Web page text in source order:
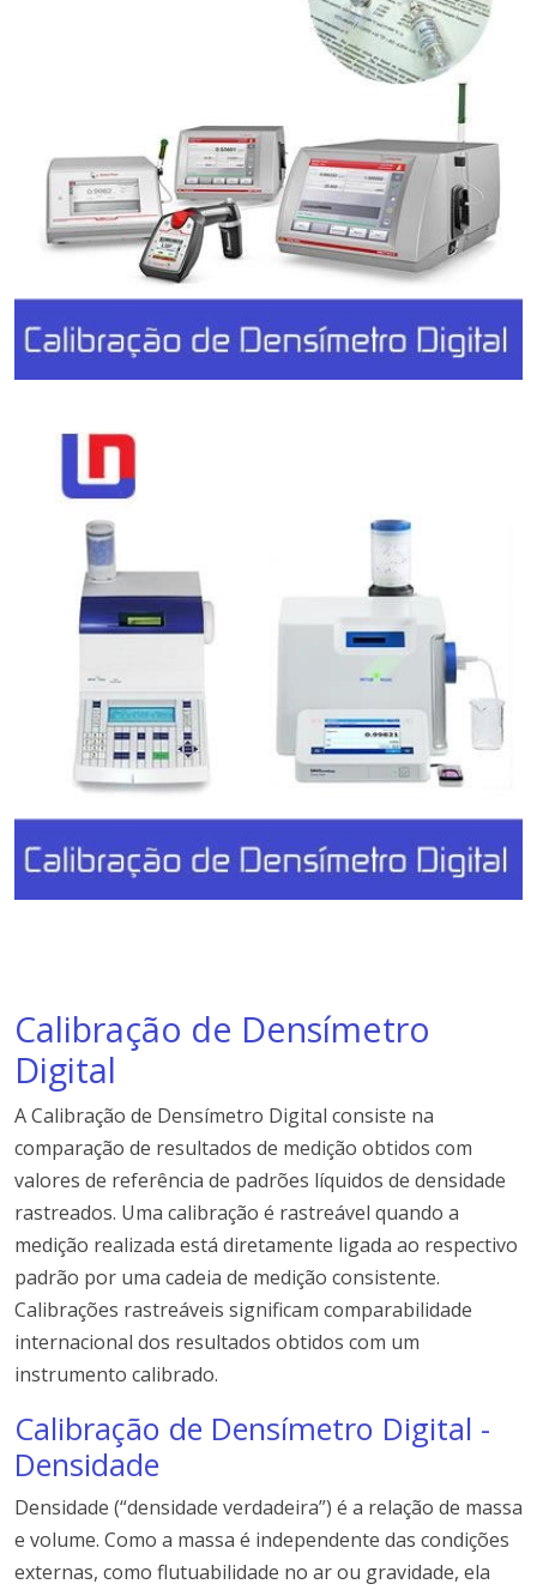
Calibração de Densímetro
Digital
A Calibração de Densímetro Digital consiste na
comparação de resultados de medição obtidos com
valores de referência de padrões líquidos de densidade
rastreados. Uma calibração é rastreável quando a
medição realizada está diretamente ligada ao respectivo
padrão por uma cadeia de medição consistente.
Calibrações rastreáveis ​​significam comparabilidade
internacional dos resultados obtidos com um
instrumento calibrado.
Calibração de Densímetro Digital -
Densidade
Densidade (“densidade verdadeira”) é a relação de massa
e volume. Como a massa é independente das condições
externas, como flutuabilidade no ar ou gravidade, ela